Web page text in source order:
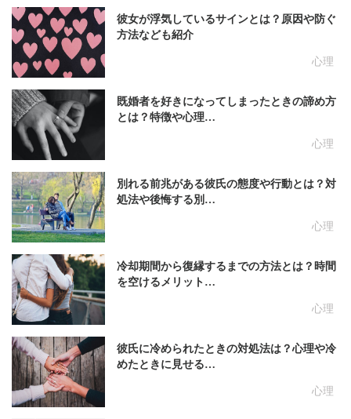
心理
彼女が浮気しているサインとは？原因や防ぐ
方法なども紹介
心理
既婚者を好きになってしまったときの諦め方
とは？特徴や心理…
心理
別れる前兆がある彼氏の態度や行動とは？対
処法や後悔する別…
心理
冷却期間から復縁するまでの方法とは？時間
を空けるメリット…
心理
彼氏に冷められたときの対処法は？心理や冷
めたときに見せる…